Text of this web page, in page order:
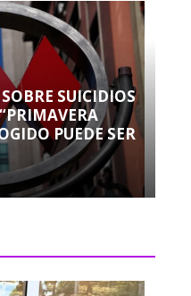
SUICIDIOS
PUEDE SER